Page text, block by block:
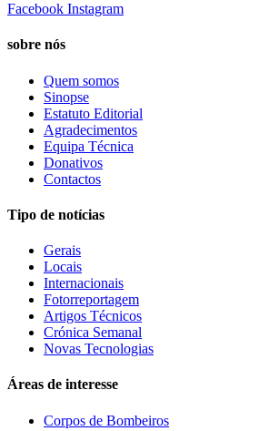
Facebook Instagram
sobre nós
Quem somos
Sinopse
Estatuto Editorial
Agradecimentos
Equipa Técnica
Donativos
Contactos
Tipo de notícias
Gerais
Locais
Internacionais
Fotorreportagem
Artigos Técnicos
Crónica Semanal
Novas Tecnologias
Áreas de interesse
Corpos de Bombeiros